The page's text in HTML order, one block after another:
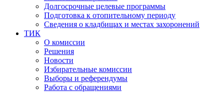
Долгосрочные целевые программы
Подготовка к отопительному периоду
Сведения о кладбищах и местах захоронений
ТИК
О комиссии
Решения
Новости
Избирательные комиссии
Выборы и референдумы
Работа с обращениями